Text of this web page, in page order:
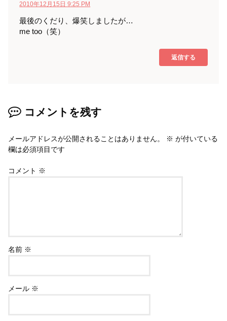
2010年12月15日 9:25 PM
最後のくだり、爆笑しましたが…
me too（笑）
返信する
コメントを残す
メールアドレスが公開されることはありません。 ※ が付いている
欄は必須項目です
コメント ※
名前 ※
メール ※